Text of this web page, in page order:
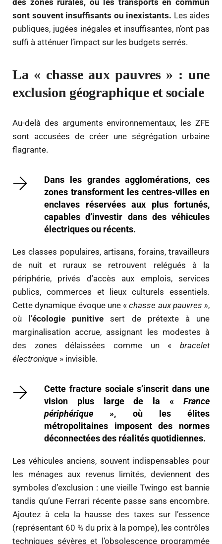
des zones rurales, où les transports en commun
sont souvent insuffisants ou inexistants. Les aides
publiques, jugées inégales et insuffisantes, n’ont pas
suffi à atténuer l’impact sur les budgets serrés.
La « chasse aux pauvres » : une
exclusion géographique et sociale
Au-delà des arguments environnementaux, les ZFE
sont accusées de créer une ségrégation urbaine
flagrante.
Dans les grandes agglomérations, ces
zones transforment les centres-villes en
enclaves réservées aux plus fortunés,
capables d’investir dans des véhicules
électriques ou récents.
Les classes populaires, artisans, forains, travailleurs
de nuit et ruraux se retrouvent relégués à la
périphérie, privés d’accès aux emplois, services
publics, commerces et lieux culturels essentiels.
Cette dynamique évoque une «chasse aux pauvres »,
où
l’écologie punitive sert de prétexte à une
marginalisation accrue, assignant les modestes à
des zones délaissées comme un « bracelet
électronique » invisible.
Cette fracture sociale s’inscrit dans une
vision plus large de la « France
périphérique », où les élites
métropolitaines imposent des normes
déconnectées des réalités quotidiennes.
Les véhicules anciens, souvent indispensables pour
les ménages aux revenus limités, deviennent des
symboles d’exclusion : une vieille Twingo est bannie
tandis qu’une Ferrari récente passe sans encombre.
Ajoutez à cela la hausse des taxes sur l’essence
(représentant 60 % du prix à la pompe), les contrôles
techniques sévères et l’obsolescence programmée